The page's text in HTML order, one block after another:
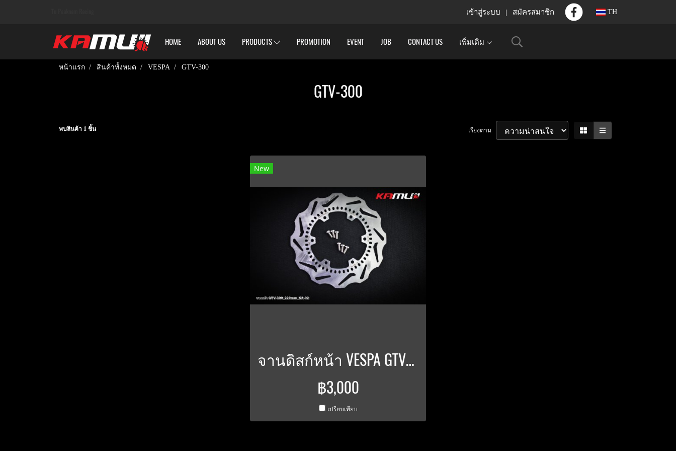
เข้าสู่ระบบ สมัครสมาชิก TH
HOME ABOUT US PRODUCTS PROMOTION EVENT JOB CONTACT US เพิ่มเติม
หน้าแรก สินค้าทั้งหมด VESPA GTV-300
GTV-300
พบสินค้า 1 ชิ้น เรียงตาม
New
จานดิสก์หน้า VESPA GTV-300 ขนาด 220 มิล. ลาย KA-02
฿3,000
เปรียบเทียบ